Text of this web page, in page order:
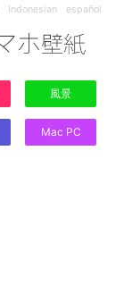
Indonesian español
風景
Mac PC